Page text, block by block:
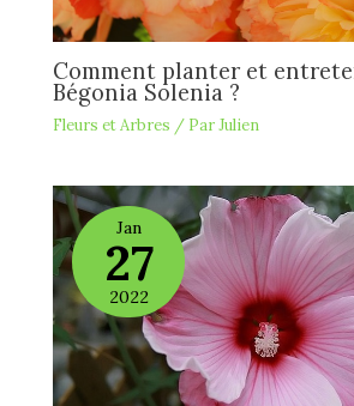
Comment planter et
Bégonia Solenia ?
Fleurs et Arbres / ParJulien
Jan
27
2022